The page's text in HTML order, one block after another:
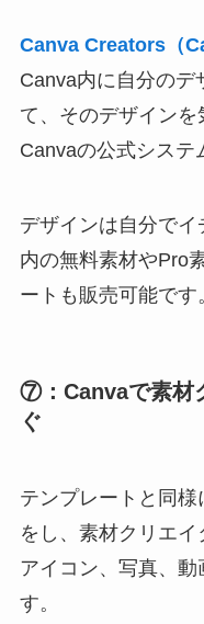
Canva Creators（
Canva内に自分のデ
て、そのデザイン
Canvaの公式システ
デザインは自分で
内の無料素材やPro
ートも販売可能です
⑦：Canvaで素材
ぐ
テンプレートと同
をし、素材クリエ
アイコン、写真、動
す。